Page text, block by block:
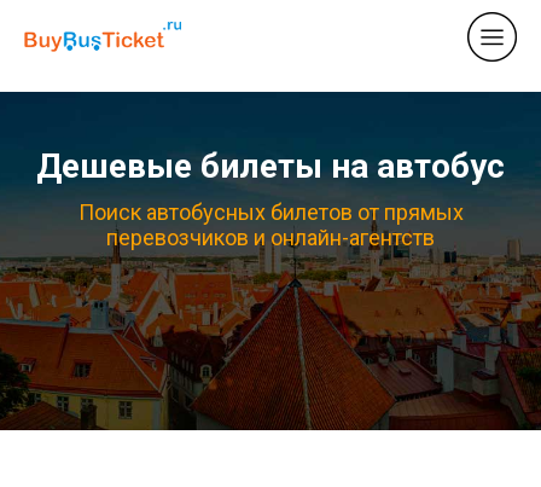
Дешевые билеты на автобус
Поиск автобусных билетов от прямых
перевозчиков и онлайн-агентств